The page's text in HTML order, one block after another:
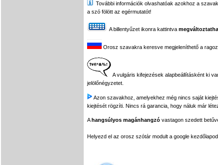
További információk olvashatóak azokhoz a
a szó fölött az egérmutatót!
A billentyűzet ikonra kattintva
Orosz szavakra keresve megjeleníthető a
A vulgáris kifejezések alapbeállításként ki
jelölőnégyzetet.
Azon szavakhoz, amelyekhez még nincs saját
kiejtését rögzíti. Nincs rá garancia, hogy náluk már
Ahangsúlyos magánhangzó vastagon szedett
Helyezd el az orosz szótár modult a google